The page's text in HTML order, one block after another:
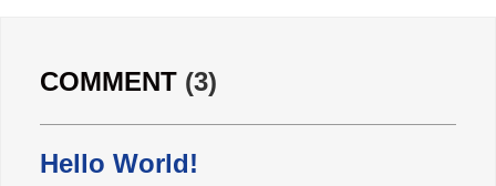
广东雄进｜教师节到了，祝节日健康
快乐!天下老师们身体健康!
广东雄进｜时光不老，久久念孝。祝
COMMENT (3)
Hello World!